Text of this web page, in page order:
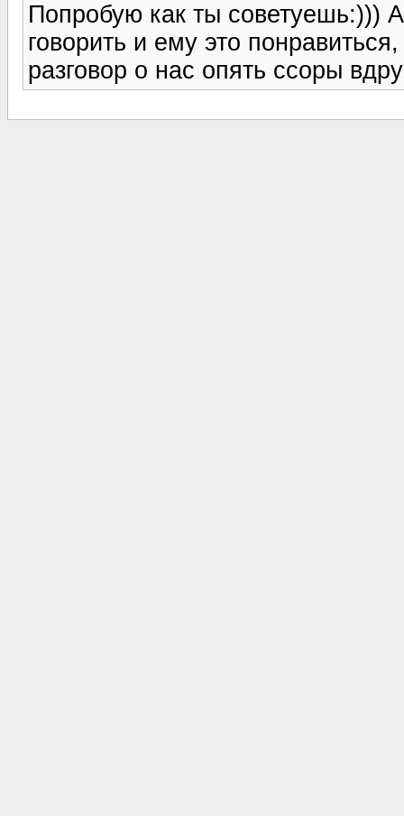
Попробую как ты советуешь:))) А
говорить и ему это
разговор о нас опять ссоры